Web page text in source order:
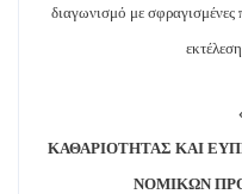
διαγωνισμό με
ΚΑΘΑΡΙΟΤΗΤΑΣ ΚΑΙ
ΝΟΜΙΚΩΝ